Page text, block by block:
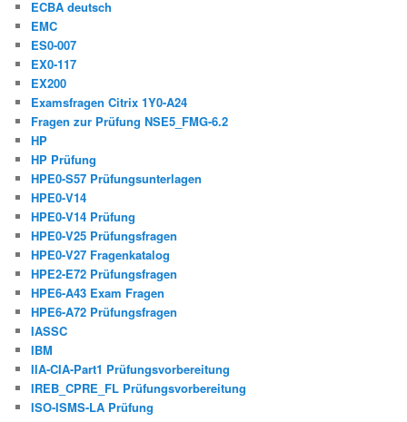
ECBA deutsch
EMC
ES0-007
EX0-117
EX200
Examsfragen Citrix 1Y0-A24
Fragen zur Prüfung NSE5_FMG-6.2
HP
HP Prüfung
HPE0-S57 Prüfungsunterlagen
HPE0-V14
HPE0-V14 Prüfung
HPE0-V25 Prüfungsfragen
HPE0-V27 Fragenkatalog
HPE2-E72 Prüfungsfragen
HPE6-A43 Exam Fragen
HPE6-A72 Prüfungsfragen
IASSC
IBM
IIA-CIA-Part1 Prüfungsvorbereitung
IREB_CPRE_FL Prüfungsvorbereitung
ISO-ISMS-LA Prüfung